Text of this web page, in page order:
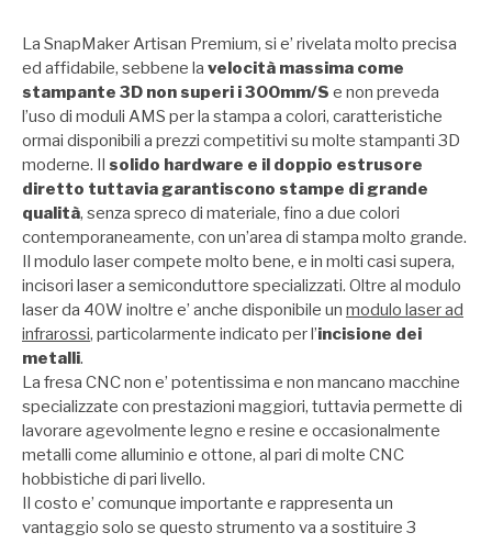
La SnapMaker Artisan Premium, si e’ rivelata molto precisa
ed affidabile, sebbene la velocità massima come
stampante 3D non superi i 300mm/S e non preveda
l’uso di moduli AMS per la stampa a colori, caratteristiche
ormai disponibili a prezzi competitivi su molte stampanti 3D
moderne. Il solido hardware e il doppio estrusore
diretto tuttavia garantiscono stampe di grande
qualità, senza spreco di materiale, fino a due colori
contemporaneamente, con un’area di stampa molto grande.
Il modulo laser compete molto bene, e in molti casi supera,
incisori laser a semiconduttore specializzati. Oltre al modulo
laser da 40W inoltre e’ anche disponibile un modulo laser ad
infrarossi, particolarmente indicato per l’incisione dei
metalli.
La fresa CNC non e’ potentissima e non mancano macchine
specializzate con prestazioni maggiori, tuttavia permette di
lavorare agevolmente legno e resine e occasionalmente
metalli come alluminio e ottone, al pari di molte CNC
hobbistiche di pari livello.
Il costo e’ comunque importante e rappresenta un
vantaggio solo se questo strumento va a sostituire 3